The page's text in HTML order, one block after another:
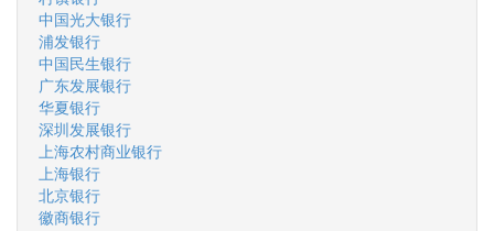
中国光大银行
浦发银行
中国民生银行
广东发展银行
华夏银行
深圳发展银行
上海农村商业银行
上海银行
北京银行
徽商银行